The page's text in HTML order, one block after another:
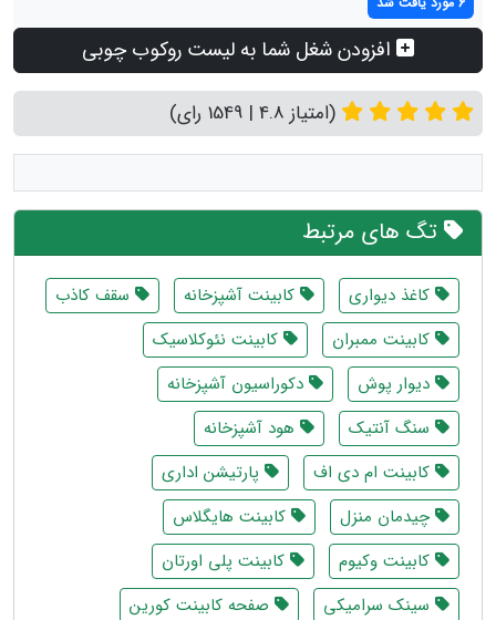
افزودن شغل شما به لیست روکوب چوبی
(امتیاز 4.8 | 1549 رای)
تگ های مرتبط
کاغذ دیواری کابینت آشپزخانه
سقف کاذب
کابینت ممبران
کابینت نئوکلاسیک
دیوار پوش
دکوراسیون آشپزخانه
سنگ آنتیک
هود آشپزخانه
کابینت ام دی اف
پارتیشن اداری
چیدمان منزل
کابینت هایگلاس
کابینت وکیوم
کابینت پلی اورتان
سینک سرامیکی
صفحه کابینت کورین